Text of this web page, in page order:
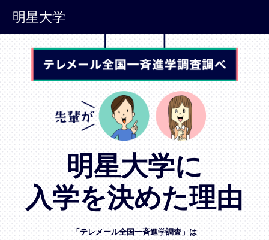
明星大学
明星大学に
入学を決めた理由
「テレメール全国一斉進学調査」は